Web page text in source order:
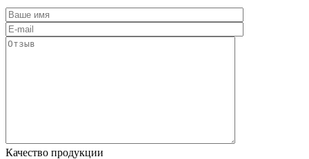
Качество продукции